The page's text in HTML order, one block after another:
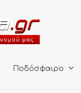
Ποδόσφαιρο